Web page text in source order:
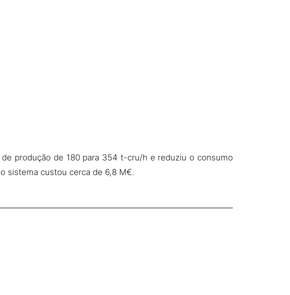
produção de 180 para 354 t-cru/h e reduziu o consumo
sistema custou cerca de 6,8 M€.